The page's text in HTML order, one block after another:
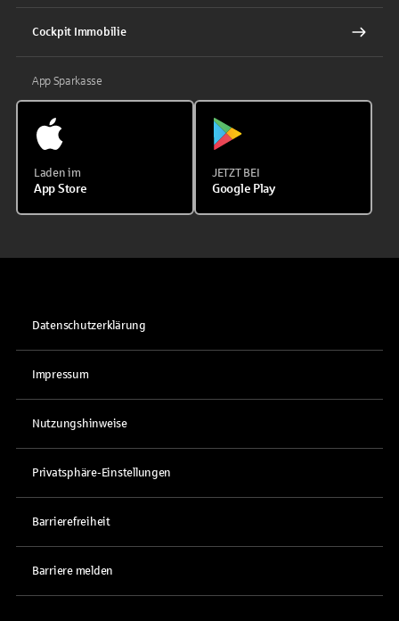
Cockpit Immobilie
App Sparkasse
Laden im
App Store
JETZT BEI
Google Play
Datenschutzerklärung
Impressum
Nutzungshinweise
Privatsphäre-Einstellungen
Barrierefreiheit
Barriere melden